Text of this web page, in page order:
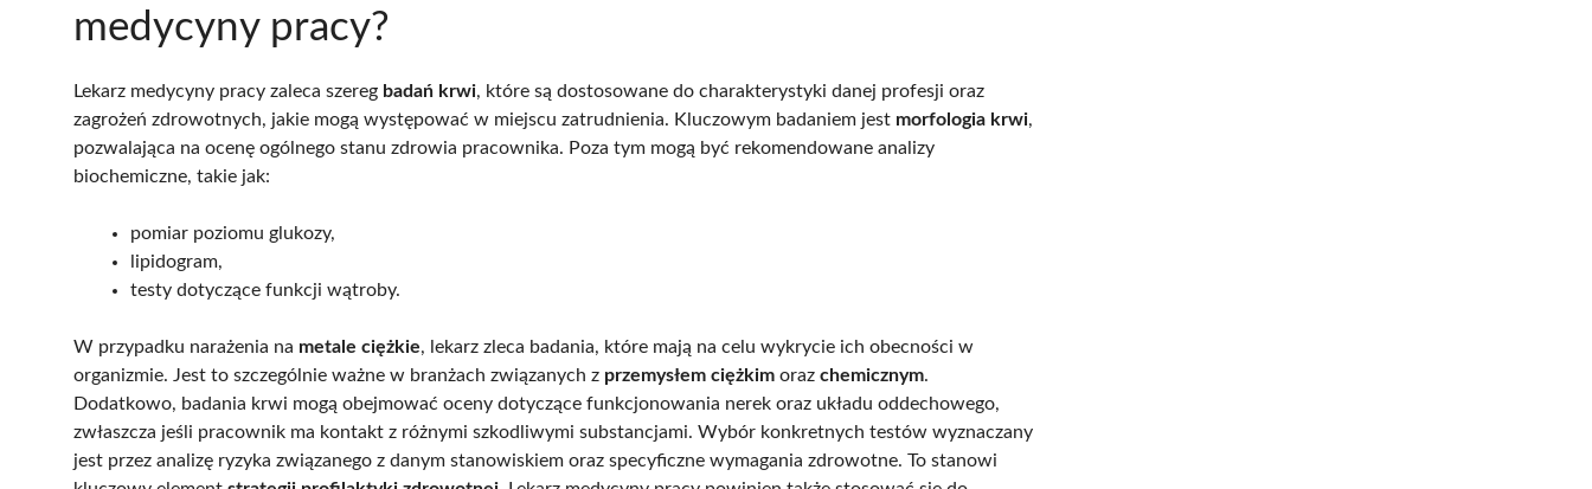
medycyny pracy?
Lekarz medycyny pracy zaleca szereg badań krwi, które są dostosowane do charakterystyki danej profesji oraz
zagrożeń zdrowotnych, jakie mogą występować w miejscu zatrudnienia. Kluczowym badaniem jest morfologia krwi,
pozwalająca na ocenę ogólnego stanu zdrowia pracownika. Poza tym mogą być rekomendowane analizy
biochemiczne, takie jak:
pomiar poziomu glukozy,
lipidogram,
testy dotyczące funkcji wątroby.
W przypadku narażenia na metale ciężkie, lekarz zleca badania, które mają na celu wykrycie ich obecności w
organizmie. Jest to szczególnie ważne w branżach związanych z przemysłem ciężkim oraz chemicznym.
Dodatkowo, badania krwi mogą obejmować oceny dotyczące funkcjonowania nerek oraz układu oddechowego,
zwłaszcza jeśli pracownik ma kontakt z różnymi szkodliwymi substancjami. Wybór konkretnych testów wyznaczany
jest przez analizę ryzyka związanego z danym stanowiskiem oraz specyficzne wymagania zdrowotne. To stanowi